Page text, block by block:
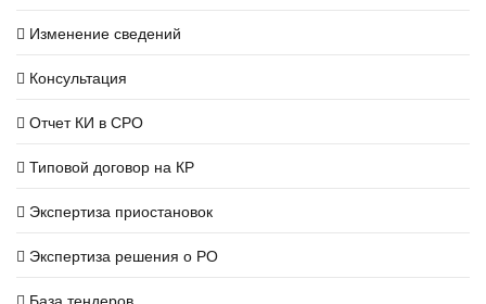
Изменение сведений
Консультация
Отчет КИ в СРО
Типовой договор на КР
Экспертиза приостановок
Экспертиза решения о РО
База тендеров